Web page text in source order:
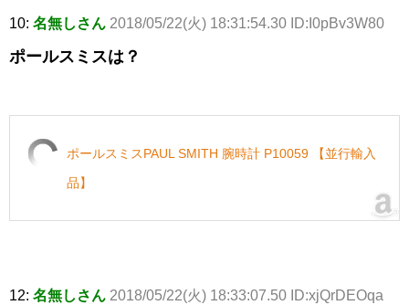
10: 名無しさん 2018/05/22(火) 18:31:54.30 ID:I0pBv3W80
ポールスミスは？
ポールスミスPAUL SMITH 腕時計 P10059 【並行輸入
品】
12: 名無しさん 2018/05/22(火) 18:33:07.50 ID:xjQrDEOqa